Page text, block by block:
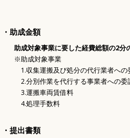
・助成金額
助成対象事業に要した経費総額の2分
※助成対象事業
1.収集運搬及び処分の代行業者への
2.分別作業を代行する事業者への委
3.運搬車両賃借料
4.処理手数料
・提出書類